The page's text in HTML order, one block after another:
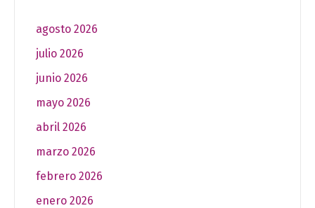
agosto 2026
julio 2026
junio 2026
mayo 2026
abril 2026
marzo 2026
febrero 2026
enero 2026